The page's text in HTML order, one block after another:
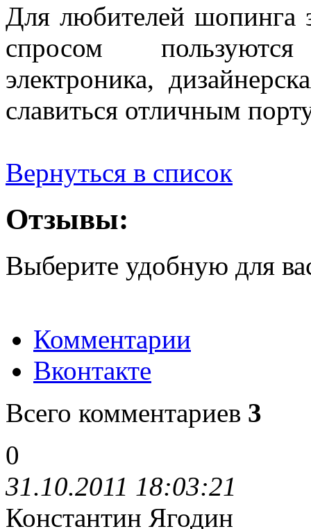
Для любителей шопинга
спросом
электроника,
славиться отличным
Вернуться в список
Отзывы:
Выберите удобную для
Комментарии
Вконтакте
Всего комментариев 3
0
31.10.2011 18:03:21
Константин Ягодин